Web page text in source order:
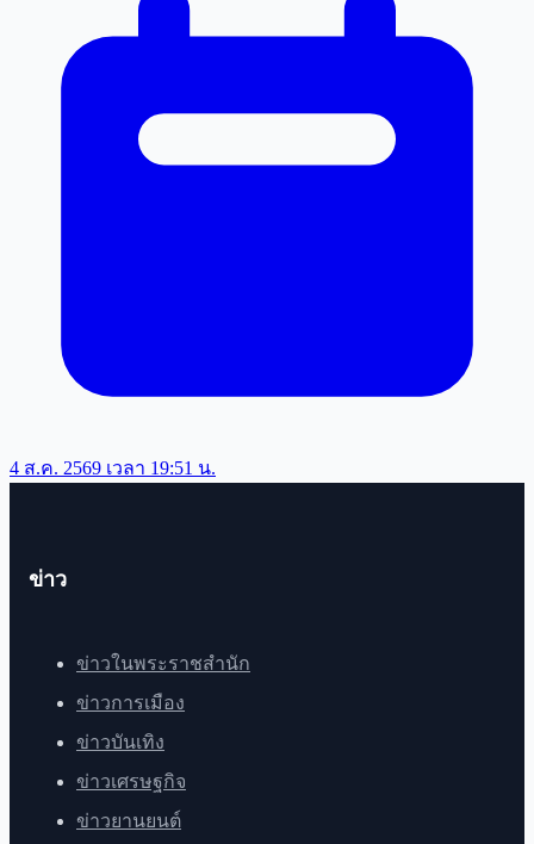
4 ส.ค. 2569 เวลา 19:51 น.
ข่าว
ข่าวในพระราชสำนัก
ข่าวการเมือง
ข่าวบันเทิง
ข่าวเศรษฐกิจ
ข่าวยานยนต์